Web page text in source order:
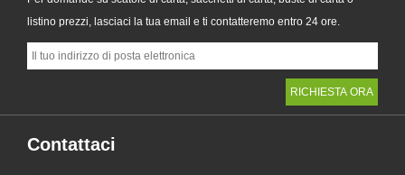
listino prezzi, lasciaci la tua email e ti contatteremo entro 24 ore.
Contattaci